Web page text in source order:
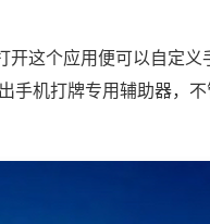
开这个应用便可以自定义
手机打牌专用辅助器，